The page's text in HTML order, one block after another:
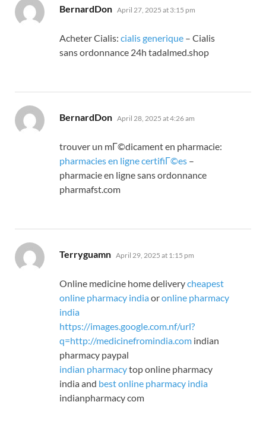
BernardDon says:
April 27, 2025 at 3:15 pm
Acheter Cialis: cialis generique – Cialis
sans ordonnance 24h tadalmed.shop
BernardDon says:
April 28, 2025 at 4:26 am
trouver un mГ©dicament en pharmacie:
pharmacies en ligne certifiГ©es –
pharmacie en ligne sans ordonnance
pharmafst.com
Terryguamn says:
April 29, 2025 at 1:15 pm
Online medicine home deliverycheapest
online pharmacy indiaoronline pharmacy
india
https://images.google.com.nf/url?
q=http://medicinefromindia.com indian
pharmacy paypal
indian pharmacytop online pharmacy
india and best online pharmacy india
indianpharmacy com